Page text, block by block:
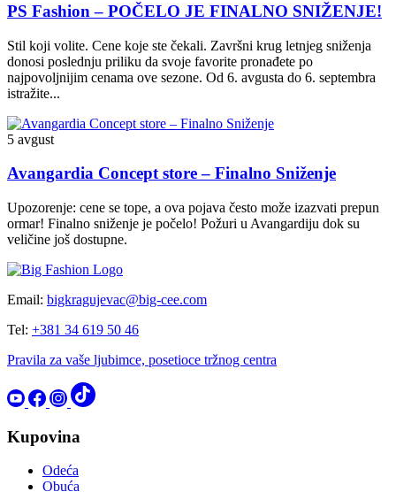
PS Fashion – POČELO JE FINALNO SNIŽENJE!
Stil koji volite. Cene koje ste čekali. Završni krug letnjeg sniženja
donosi poslednju priliku da svoje favorite pronađete po
najpovoljnijim cenama ove sezone. Od 6. avgusta do 6. septembra
istražite...
5 avgust
Avangardia Concept store – Finalno Sniženje
Upozorenje: cene se tope, a ova pojava često može izazvati prepun
ormar! Finalno sniženje je počelo! Požuri u Avangardiju dok su
veličine još dostupne.
Email: bigkragujevac@big-cee.com
Tel: +381 34 619 50 46
Pravila za vaše ljubimce, posetioce tržnog centra
Kupovina
Odeća
Obuća